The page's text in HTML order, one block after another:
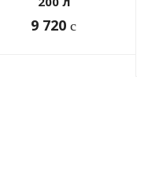
9 720 c